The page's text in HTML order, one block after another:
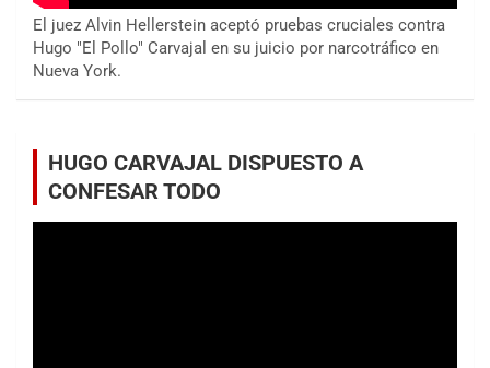
El juez Alvin Hellerstein aceptó pruebas cruciales contra
Hugo "El Pollo" Carvajal en su juicio por narcotráfico en
Nueva York.
HUGO CARVAJAL DISPUESTO A
CONFESAR TODO